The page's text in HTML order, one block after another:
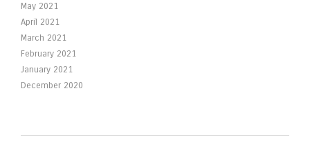
May 2021
April 2021
March 2021
February 2021
January 2021
December 2020